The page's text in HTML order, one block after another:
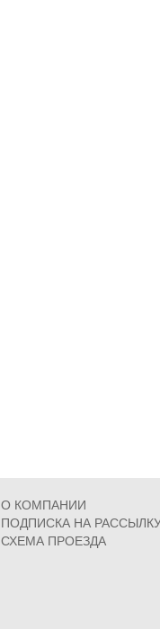
О КОМПАНИИ
ПОДПИСКА НА
СХЕМА ПРОЕЗДА